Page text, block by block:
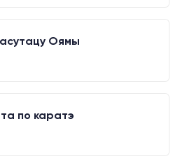
Оямы
по каратэ